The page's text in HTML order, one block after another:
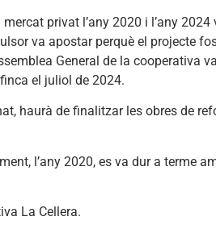
privat l’any 2020 i l’any 2024
va apostar perquè el projecte
General de la cooperativa
el juliol de 2024.
haurà de finalitzar les obres de
l’any 2020, es va dur a terme
La Cellera.